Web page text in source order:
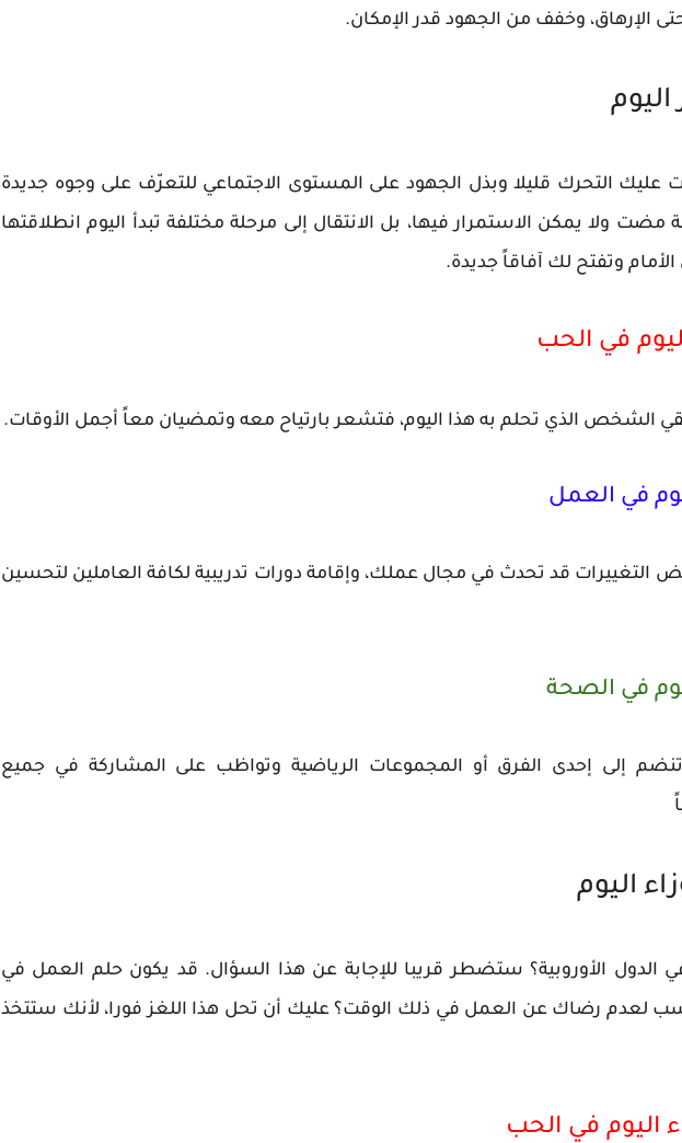
الإرهاق، وخفف من الجهود قدر الإمكان.
اليوم
عليك التحرك قليلا وبذل الجهود على المستوى الاجتماعي للتعرّف على وجوه جديدة
ولا يمكن الاستمرار فيها، بل الانتقال إلى مرحلة مختلفة تبدأ اليوم انطلاقتها
وتفتح لك آفاقاً جديدة.
في الحب
الشخص الذي تحلم به هذا اليوم، فتشعر بارتياح معه وتمضيان معاً أجمل الأوقات.
في العمل
التغييرات قد تحدث في مجال عملك، وإقامة دورات تدريبية لكافة العاملين لتحسين
في الصحة
تنضم إلى إحدى الفرق أو المجموعات الرياضية وتواظب على المشاركة في جميع
اليوم
الأوروبية؟ ستضطر قريبا للإجابة عن هذا السؤال. قد يكون حلم العمل في
لعدم رضاك عن العمل في ذلك الوقت؟ عليك أن تحل هذا اللغز فورا، لأنك ستتخذ
اليوم في الحب